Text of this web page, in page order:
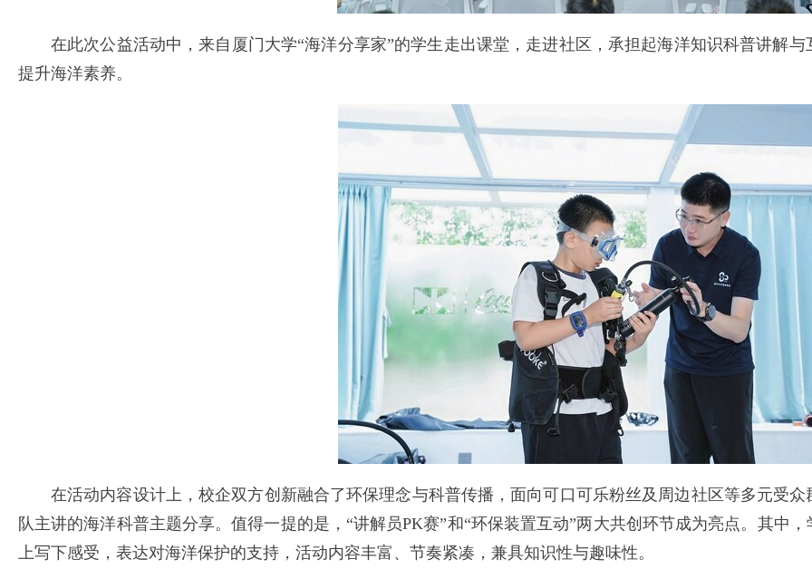
在此次公益活动中，来自厦门大学“海洋分享家”的学生走出课堂，走进社区，承担起海洋知识科普讲解
提升海洋素养。
在活动内容设计上，校企双方创新融合了环保理念与科普传播，面向可口可乐粉丝及周边社区等多元受
队主讲的海洋科普主题分享。值得一提的是，“讲解员PK赛”和“环保装置互动”两大共创环节成为亮点。其中
上写下感受，表达对海洋保护的支持，活动内容丰富、节奏紧凑，兼具知识性与趣味性。